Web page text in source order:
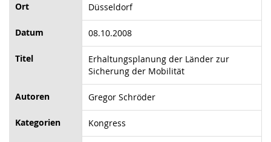
Ort Düsseldorf
Datum 08.10.2008
Titel
Erhaltungsplanung der Länder zur
Sicherung der Mobilität
Autoren Gregor Schröder
Kategorien Kongress